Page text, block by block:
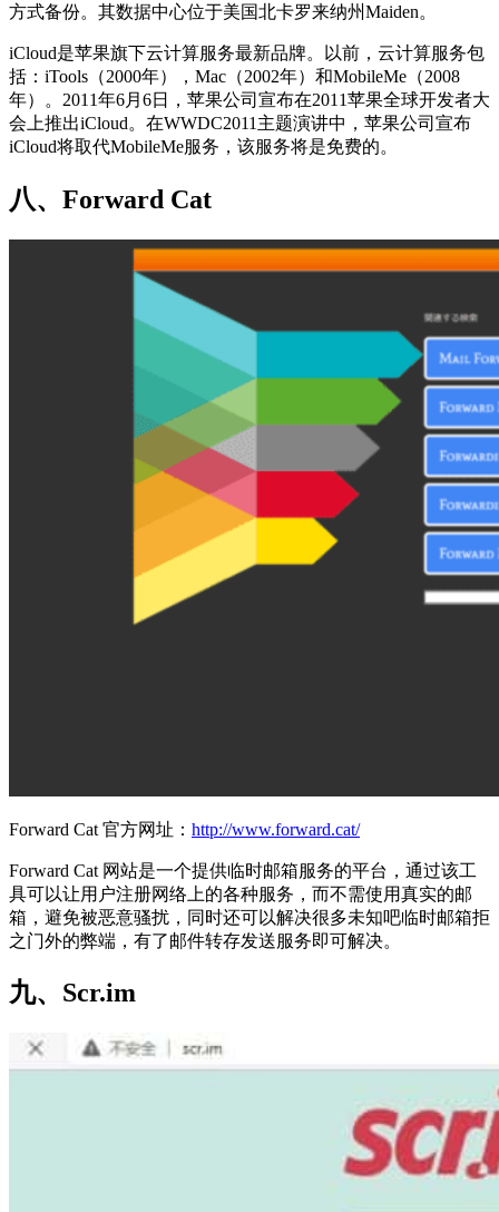
方式备份。其数据中心位于美国北卡罗来纳州Maiden。
iCloud是苹果旗下云计算服务最新品牌。以前，云计算服务包
括：iTools（2000年），Mac（2002年）和MobileMe（2008
年）。2011年6月6日，苹果公司宣布在2011苹果全球开发者大
会上推出iCloud。在WWDC2011主题演讲中，苹果公司宣布
iCloud将取代MobileMe服务，该服务将是免费的。
八、Forward Cat
Forward Cat 官方网址： http://www.forward.cat/
Forward Cat 网站是一个提供临时邮箱服务的平台，通过该工
具可以让用户注册网络上的各种服务，而不需使用真实的邮
箱，避免被恶意骚扰，同时还可以解决很多未知吧临时邮箱拒
之门外的弊端，有了邮件转存发送服务即可解决。
九、Scr.im